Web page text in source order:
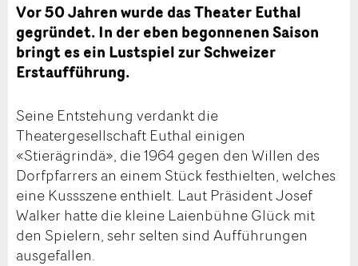
Vor 50 Jahren wurde das Theater Euthal
gegründet. In der eben begonnenen Saison
bringt es ein Lustspiel zur Schweizer
Erstaufführung.
Seine Entstehung verdankt die
Theatergesellschaft Euthal einigen
«Stierägrindä», die 1964 gegen den Willen des
Dorfpfarrers an einem Stück festhielten, welches
eine Kussszene enthielt. Laut Präsident Josef
Walker hatte die kleine Laienbühne Glück mit
den Spielern, sehr selten sind Aufführungen
ausgefallen.